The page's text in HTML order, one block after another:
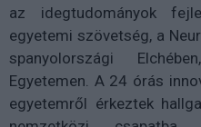
az idegtudományok
egyetemi szövetség, a
spanyolországi
Egyetemen. A 24 órás
egyetemről érkeztek